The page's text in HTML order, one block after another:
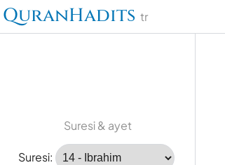
QuranHadits tr
Suresi & ayet
Suresi: